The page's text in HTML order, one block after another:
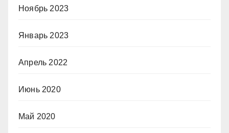
Ноябрь 2023
Январь 2023
Апрель 2022
Июнь 2020
Май 2020